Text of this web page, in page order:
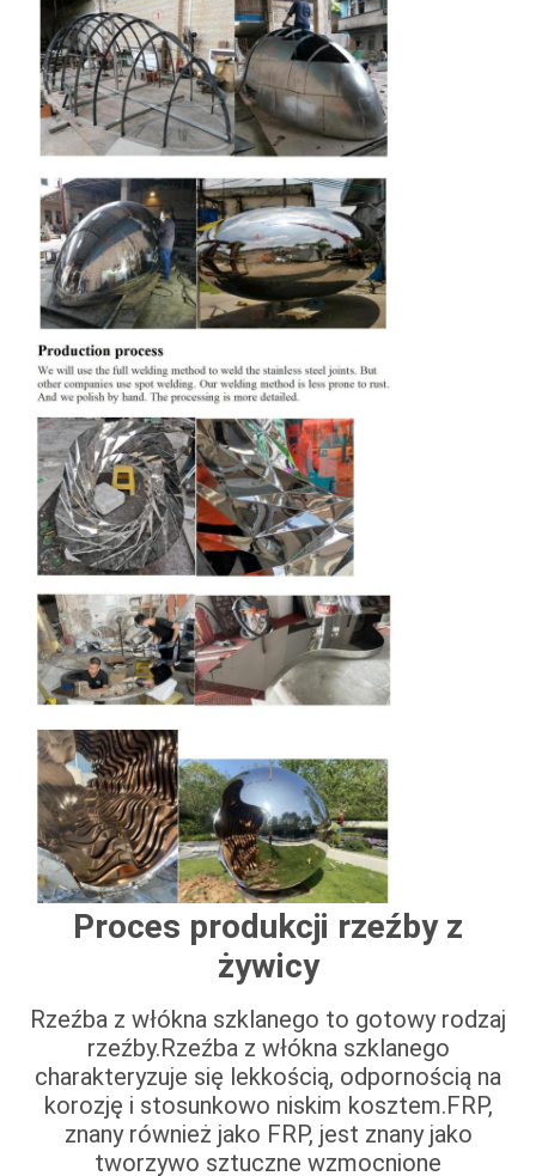
Proces produkcji rzeźby z
żywicy
Rzeźba z włókna szklanego to gotowy rodzaj
rzeźby.Rzeźba z włókna szklanego
charakteryzuje się lekkością, odpornością na
korozję i stosunkowo niskim kosztem.FRP,
znany również jako FRP, jest znany jako
tworzywo sztuczne wzmocnione